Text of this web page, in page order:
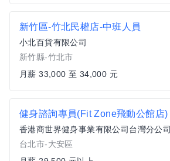
新竹區-竹北民權店-中班人員
小北百貨有限公司
新竹縣-竹北市
月薪 33,000 至 34,000 元
健身諮詢專員(Fit Zone飛動公館店)
香港商世界健身事業有限公司台灣分公司
台北市-大安區